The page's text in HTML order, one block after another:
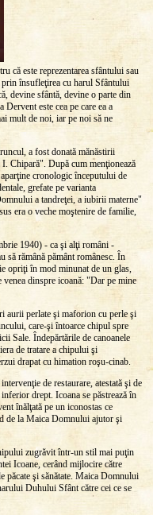
că este reprezentarea sfântului sau
însufleţirea cu harul Sfântului
devine sfântă, devine o parte din
este cea pe care ea a
mult de noi, iar pe noi să ne
a fost donată mănăstirii
Chipară". După cum menţionează
cronologic începutului de
grefate pe varianta
a tandreţei, a iubirii materne"
era o veche moştenire de familie,
1940) - ca şi alţi români -
să rămână pământ românesc. În
opriţi în mod minunat de un glas,
venea dinspre icoană: "Dar pe mine
aurii perlate şi maforion cu perle şi
care-şi întoarce chipul spre
Sale. Îndepărtările de canoanele
de tratare a chipului şi
drapat cu himation roşu-cinab.
de restaurare, atestată şi de
drept. Icoana se păstrează în
înălţată pe un iconostas ce
de la Maica Domnului ajutor şi
zugrăvit într-un stil mai puţin
Icoane, cerând mijlocire către
şi sănătate. Maica Domnului
Duhului Sfânt către cei ce se